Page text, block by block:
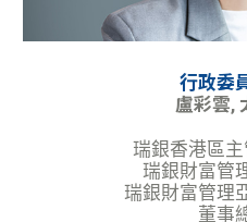
行政委
盧彩雲,
瑞銀香港區
瑞銀財富管
瑞銀財富管理
董事